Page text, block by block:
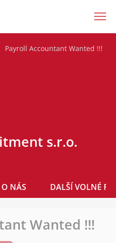
Payroll Accountant Wanted !!!
s.r.o.
O NÁS DALŠÍ VOLNÉ
Wanted !!!